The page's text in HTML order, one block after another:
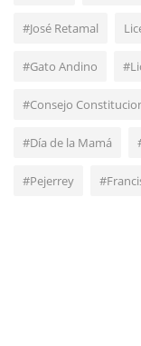
#José Retamal
#Gato Andino
#Consejo
#Día de la Mamá
#Pejerrey